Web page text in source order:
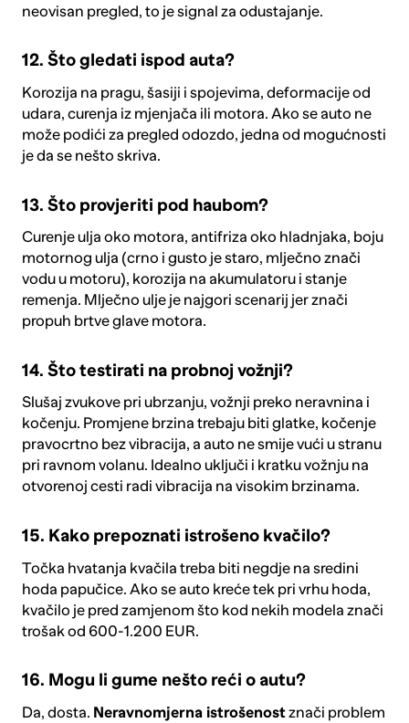
neovisan pregled, to je signal za odustajanje.
12. Što gledati ispod auta?
Korozija na pragu, šasiji i spojevima, deformacije od
udara, curenja iz mjenjača ili motora. Ako se auto ne
može podići za pregled odozdo, jedna od mogućnosti
je da se nešto skriva.
13. Što provjeriti pod haubom?
Curenje ulja oko motora, antifriza oko hladnjaka, boju
motornog ulja (crno i gusto je staro, mlječno znači
vodu u motoru), korozija na akumulatoru i stanje
remenja. Mlječno ulje je najgori scenarij jer znači
propuh brtve glave motora.
14. Što testirati na probnoj vožnji?
Slušaj zvukove pri ubrzanju, vožnji preko neravnina i
kočenju. Promjene brzina trebaju biti glatke, kočenje
pravocrtno bez vibracija, a auto ne smije vući u stranu
pri ravnom volanu. Idealno uključi i kratku vožnju na
otvorenoj cesti radi vibracija na visokim brzinama.
15. Kako prepoznati istrošeno kvačilo?
Točka hvatanja kvačila treba biti negdje na sredini
hoda papučice. Ako se auto kreće tek pri vrhu hoda,
kvačilo je pred zamjenom što kod nekih modela znači
trošak od 600-1.200 EUR.
16. Mogu li gume nešto reći o autu?
Da, dosta. Neravnomjerna istrošenost znači problem